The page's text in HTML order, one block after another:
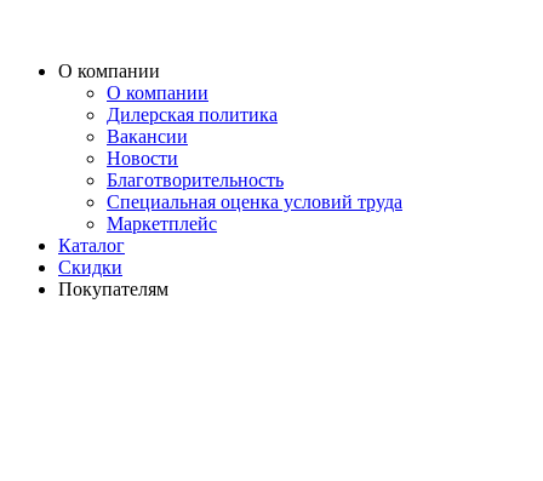
О компании
О компании
Дилерская политика
Вакансии
Новости
Благотворительность
Специальная оценка условий труда
Маркетплейс
Каталог
Скидки
Покупателям